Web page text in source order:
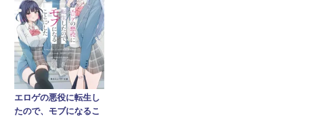
エロゲの悪役に転生し
たので、モブになるこ